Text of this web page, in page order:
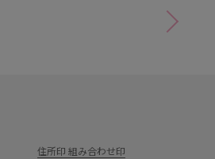
住所印 組み合わせ印